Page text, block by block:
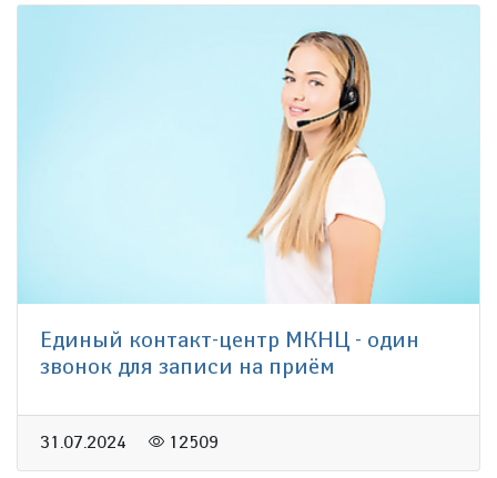
Единый контакт-центр МКНЦ - один
звонок для записи на приём
31.07.2024 12509